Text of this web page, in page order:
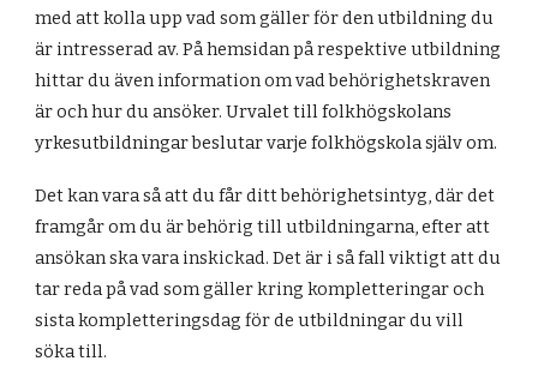
med att kolla upp vad som gäller för den utbildning du
är intresserad av. På hemsidan på respektive utbildning
hittar du även information om vad behörighetskraven
är och hur du ansöker.Urvalet till folkhögskolans
yrkesutbildningar beslutar varje folkhögskola självom.
Det kan vara så att du får ditt behörighetsintyg, där det
framgår om du är behörig till utbildningarna, efter att
ansökan ska vara inskickad. Det är i så fall viktigt att du
tar reda på vad som gäller kring kompletteringar och
sista kompletteringsdag för de utbildningar du vill
söka till.